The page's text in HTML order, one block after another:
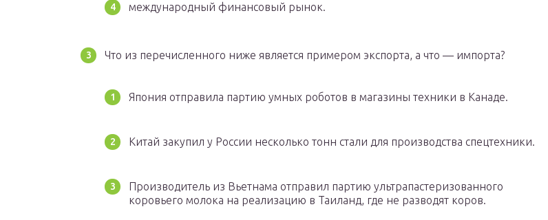
международный финансовый рынок.
Что из перечисленного ниже является примером экспорта, а что — импорта?
Япония отправила партию умных роботов в магазины техники в Канаде.
Китай закупил у России несколько тонн стали для производства спецтехники.
Производитель из Вьетнама отправил партию ультрапастеризованного
коровьего молока на реализацию в Таиланд, где не разводят коров.